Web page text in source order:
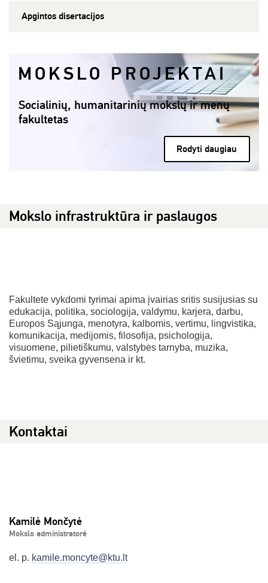
Apgintos disertacijos
MOKSLO PROJEKTAI
Socialinių, humanitarinių mokslų ir menų
fakultetas
Rodyti daugiau
Mokslo infrastruktūra ir paslaugos
Fakultete vykdomi tyrimai apima įvairias sritis susijusias su
edukacija, politika, sociologija, valdymu, karjera, darbu,
Europos Sąjunga, menotyra, kalbomis, vertimu, lingvistika,
komunikacija, medijomis, filosofija, psichologija,
visuomene, pilietiškumu, valstybės tarnyba, muzika,
švietimu, sveika gyvensena ir kt.
Kontaktai
Kamilė Mončytė
Mokslo administratorė
el. p. kamile.moncyte@ktu.lt